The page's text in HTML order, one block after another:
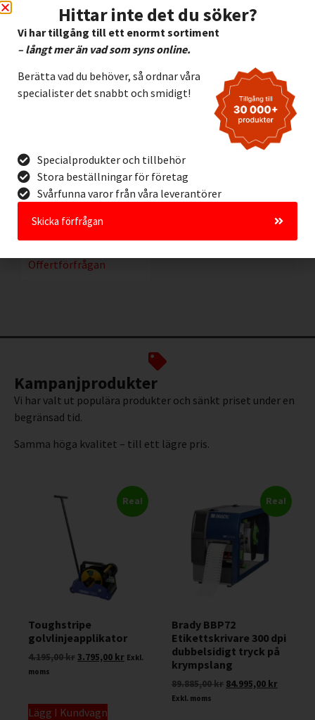
ToughStripe 50mm
SVART/GUL
Lägg I Kundvagn
Offertförfrågan
Kampanjprodukter
Vi har valt ut populära produkter och sänkt priset under en
begränsad tid.
Samma höga kvalitet – till ett lägre pris.
Rea!
Toughstripe
golvlinjeapplikator
4.195,00kr3.795,00 kr Exkl.
moms
Lägg I Kundvagn
Rea!
Brady BBP72
Etikettskrivare 300 dpi
dubbelsidigt tryck på
krympslang
89.885,00kr 84.995,00 kr
Exkl. moms
Hittar inte det du söker?
Vi har tillgång till ett enormt sortiment
– långt mer än vad som syns online.
Berätta vad du behöver, så ordnar våra
specialister det snabbt och smidigt!
Specialprodukter och tillbehör
Stora beställningar för företag
Svårfunna varor från våra leverantörer
Skicka förfrågan